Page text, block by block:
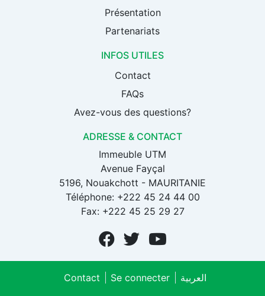
Présentation
Partenariats
INFOS UTILES
Contact
FAQs
Avez-vous des questions?
ADRESSE & CONTACT
Immeuble UTM
Avenue Fayçal
5196, Nouakchott - MAURITANIE
Téléphone: +222 45 24 44 00
Fax: +222 45 25 29 27
Contact Se connecter العربية